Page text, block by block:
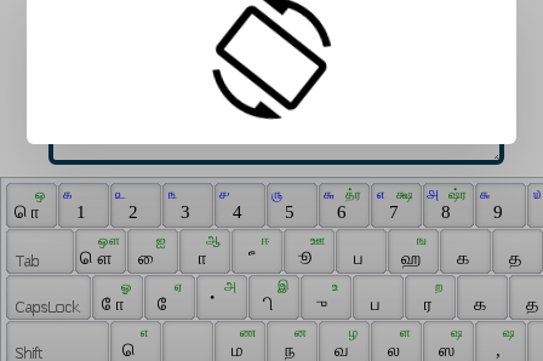
ொ
ஒ
1
௧
2
௨
3
௩
4
௪
5
௫
6
த்ர
௬
7
க்ஷ
௭
8
ஷ்ர
௮
9
௯ ௰
ௌ
ஔ
ை
ஐ
ா
ஆ
ீ
ஈ
ூ
ஊ
ப ஹ
ங
க த
ோ
ஓ
ே
ஏ அ
ி
இ
ு
உ
ப ர
ற
க த
ெ
எ
ம
ண
ந
ன
வ
ழ
ல
ள
ஸ
ஷ
,
ஷ